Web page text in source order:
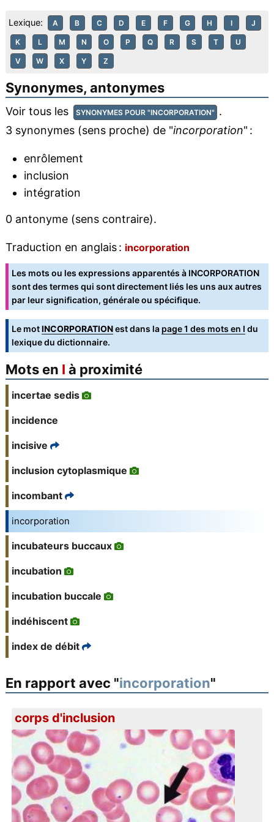
Lexique: A B C D E F G H I J
K L M N O P Q R S T U
V W X Y Z
Synonymes, antonymes
Voir tous les SYNONYMES POUR "INCORPORATION" .
3 synonymes (sens proche) de "incorporation" :
enrôlement
inclusion
intégration
0 antonyme (sens contraire).
Traduction en anglais : incorporation
Les mots ou les expressions apparentés à INCORPORATION
sont des termes qui sont directement liés les uns aux autres
par leur signification, générale ou spécifique.
Le motINCORPORATIONest dans la page 1 des mots en I du
lexique du dictionnaire.
Mots en I à proximité
incertae sedis
incidence
incisive
inclusion cytoplasmique
incombant
incorporation
incubateurs buccaux
incubation
incubation buccale
indéhiscent
index de débit
En rapport avec "incorporation"
corps d'inclusion